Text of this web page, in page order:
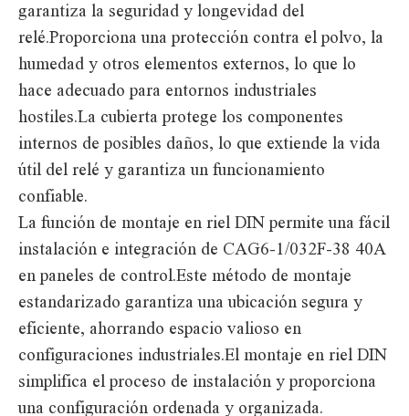
garantiza la seguridad y longevidad del
relé.Proporciona una protección contra el polvo, la
humedad y otros elementos externos, lo que lo
hace adecuado para entornos industriales
hostiles.La cubierta protege los componentes
internos de posibles daños, lo que extiende la vida
útil del relé y garantiza un funcionamiento
confiable.
La función de montaje en riel DIN permite una fácil
instalación e integración de CAG6-1/032F-38 40A
en paneles de control.Este método de montaje
estandarizado garantiza una ubicación segura y
eficiente, ahorrando espacio valioso en
configuraciones industriales.El montaje en riel DIN
simplifica el proceso de instalación y proporciona
una configuración ordenada y organizada.